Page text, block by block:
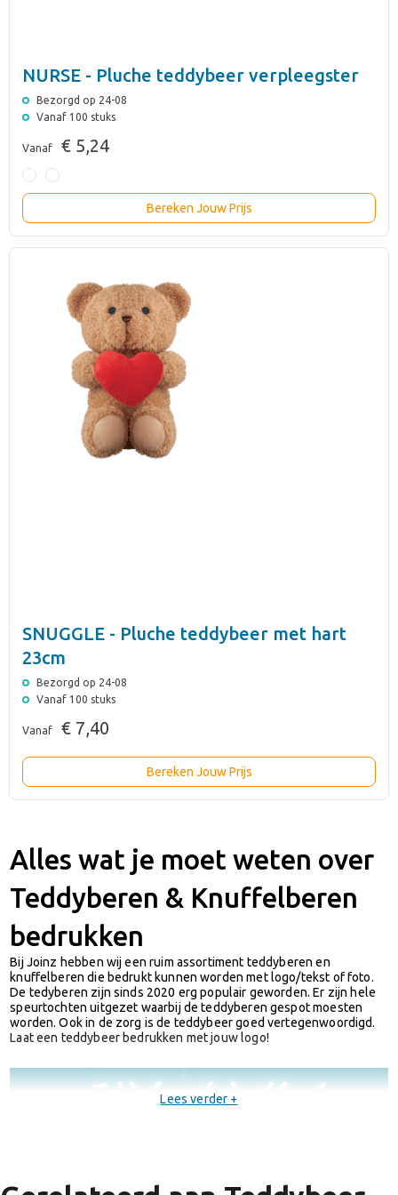
NURSE - Pluche teddybeer verpleegster
Bezorgd op 24-08
Vanaf 100 stuks
Vanaf € 5,24
Bereken Jouw Prijs
SNUGGLE - Pluche teddybeer met hart
23cm
Bezorgd op 24-08
Vanaf 100 stuks
Vanaf € 7,40
Bereken Jouw Prijs
Alles wat je moet weten over
Teddyberen & Knuffelberen
bedrukken
Bij Joinz hebben wij een ruim assortiment teddyberen en
knuffelberen die bedrukt kunnen worden met logo/tekst of foto.
De tedyberen zijn sinds 2020 erg populair geworden. Er zijn hele
speurtochten uitgezet waarbij de teddyberen gespot moesten
worden. Ook in de zorg is de teddybeer goed vertegenwoordigd.
Laat een teddybeer bedrukken met jouw logo!
Lees verder +